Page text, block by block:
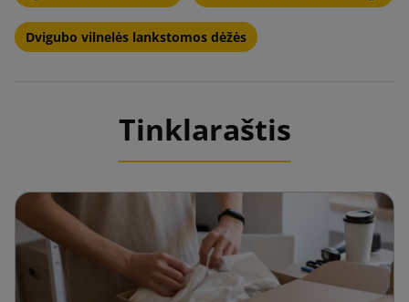
Dvigubo vilnelės lankstomos dėžės
Tinklaraštis